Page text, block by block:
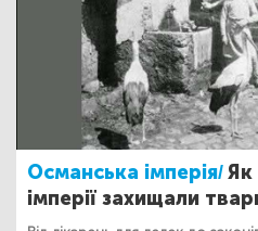
Османська імперія/Як
імперії захищали